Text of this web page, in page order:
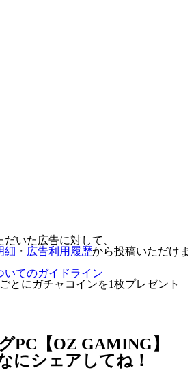
いた広告に対して、
細 ・ 広告利用履歴から投稿いただけま
いてのガイドライン
とに ガチャコインを1枚プレゼント
PC【OZ GAMING】
にシェアしてね！